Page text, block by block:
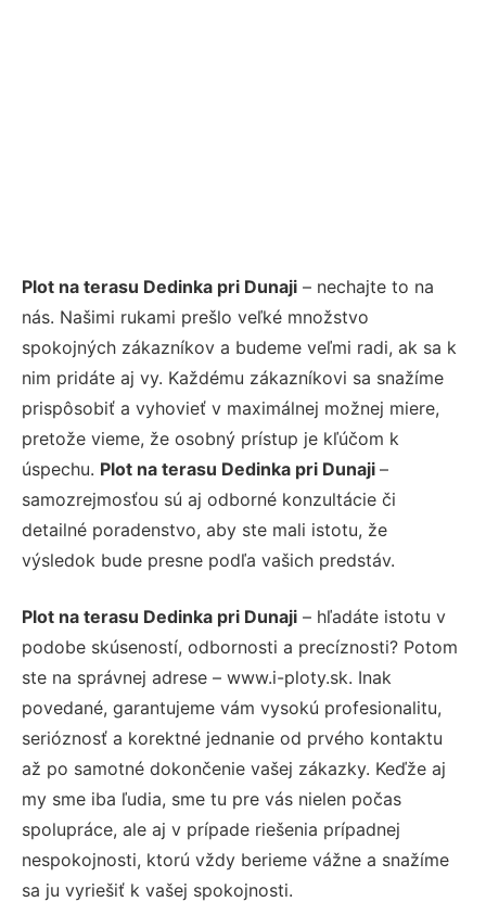
Plot na terasu Dedinka pri Dunaji – nechajte to na
nás. Našimi rukami prešlo veľké množstvo
spokojných zákazníkov a budeme veľmi radi, ak sa k
nim pridáte aj vy. Každému zákazníkovi sa snažíme
prispôsobiť a vyhovieť v maximálnej možnej miere,
pretože vieme, že osobný prístup je kľúčom k
úspechu. Plot na terasu Dedinka pri Dunaji –
samozrejmosťou sú aj odborné konzultácie či
detailné poradenstvo, aby ste mali istotu, že
výsledok bude presne podľa vašich predstáv.
Plot na terasu Dedinka pri Dunaji – hľadáte istotu v
podobe skúseností, odbornosti a precíznosti? Potom
ste na správnej adrese – www.i-ploty.sk. Inak
povedané, garantujeme vám vysokú profesionalitu,
serióznosť a korektné jednanie od prvého kontaktu
až po samotné dokončenie vašej zákazky. Keďže aj
my sme iba ľudia, sme tu pre vás nielen počas
spolupráce, ale aj v prípade riešenia prípadnej
nespokojnosti, ktorú vždy berieme vážne a snažíme
sa ju vyriešiť k vašej spokojnosti.